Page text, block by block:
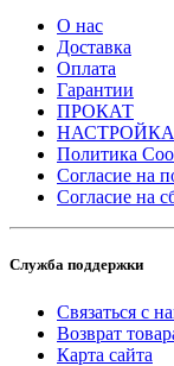
О нас
Доставка
Оплата
Гарантии
ПРОКАТ
Политика
Согласие на
Согласие на
Служба поддержки
Связаться с
Возврат
Карта сайта